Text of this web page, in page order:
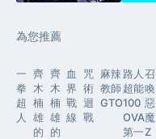
為您推薦
一
拳
超
人
齊
木
楠
雄
的
齊
木
楠
雄
的
血
界
戰
線
咒
術
迴
戰
麻辣
教師
GTO
路人
超能
100
OVA
第一
召
喚
惡
魔
Z